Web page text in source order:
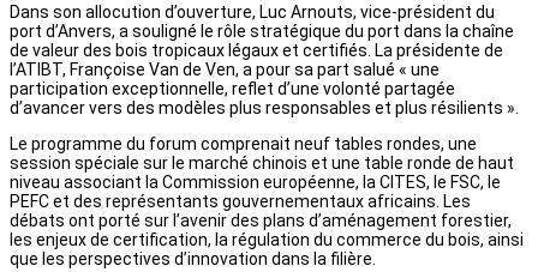
Dans son allocution d’ouverture, Luc Arnouts, vice-président du
port d’Anvers, a souligné le rôle stratégique du port dans la chaîne
de valeur des bois tropicaux légaux et certifiés. La présidente de
l’ATIBT, Françoise Van de Ven, a pour sa part salué « une
participation exceptionnelle, reflet d’une volonté partagée
d’avancer vers des modèles plus responsables et plus résilients ».
Le programme du forum comprenait neuf tables rondes, une
session spéciale sur le marché chinois et une table ronde de haut
niveau associant la Commission européenne, la CITES, le FSC, le
PEFC et des représentants gouvernementaux africains. Les
débats ont porté sur l’avenir des plans d’aménagement forestier,
les enjeux de certification, la régulation du commerce du bois, ainsi
que les perspectives d’innovation dans la filière.